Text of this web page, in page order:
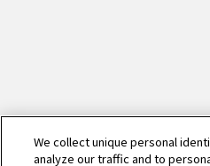
We collect unique personal
analyze our traffic and to